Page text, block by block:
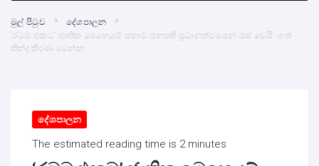
මුල් පිටුව
දේශපාලන
‘රටම එකට’ ජාතික මෙහෙයුම් සභාව ජනපති ප්‍රධානත්වයෙන් රැස් වෙයි: ගත්
තීන්දු තීරණ මෙන්න
දේශපාලන
The estimated reading time is 2 minutes